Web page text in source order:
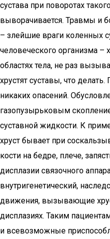
сустава при поворотах
выворачивается. Травмы и
– злейшие враги коленных
человеческого организма –
областях тела, не раз
хрустят суставы, что
никаких опасений.
газопузырьковым
суставной жидкости. К
хруст бывает при
кости на бедре, плече,
дисплазии связочного
внутригенетический,
движения, вызывающие
дисплазиях. Таким
и всевозможные